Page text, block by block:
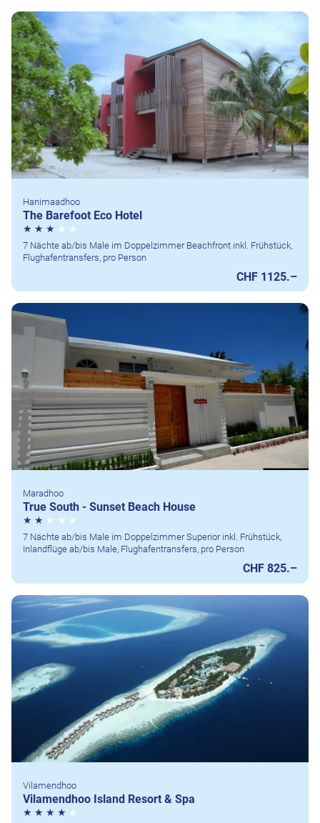
Hanimaadhoo
The Barefoot Eco Hotel
7 Nächte ab/bis Male im Doppelzimmer Beachfront inkl. Frühstück,
Flughafentransfers, pro Person
CHF 1125.–
Maradhoo
True South - Sunset Beach House
7 Nächte ab/bis Male im Doppelzimmer Superior inkl. Frühstück,
Inlandflüge ab/bis Male, Flughafentransfers, pro Person
CHF 825.–
Vilamendhoo
Vilamendhoo Island Resort & Spa